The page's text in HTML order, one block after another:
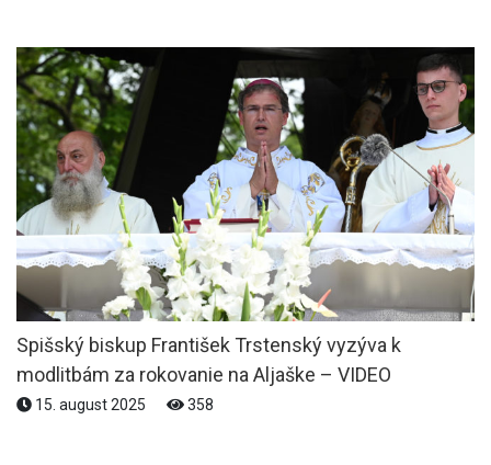
Spišský biskup František Trstenský vyzýva k
modlitbám za rokovanie na Aljaške – VIDEO
15. august 2025 358